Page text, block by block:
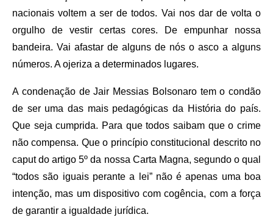
nacionais voltem a ser de todos. Vai nos dar de volta o
orgulho de vestir certas cores. De empunhar nossa
bandeira. Vai afastar de alguns de nós o asco a alguns
números. A ojeriza a determinados lugares.
A condenação de Jair Messias Bolsonaro tem o condão
de ser uma das mais pedagógicas da História do país.
Que seja cumprida. Para que todos saibam que o crime
não compensa. Que o princípio constitucional descrito no
caput do artigo 5º da nossa Carta Magna, segundo o qual
“todos são iguais perante a lei” não é apenas uma boa
intenção, mas um dispositivo com cogência, com a força
de garantir a igualdade jurídica.